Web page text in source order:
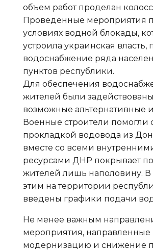
объем работ проделан
Проведенные мероприятия
условиях водной блокады,
устроила украинская власть,
водоснабжение ряда
пунктов республики.
Для обеспечения
жителей были
возможные альтернативные
Военные строители помогли
прокладкой водовода из
вместе со всеми
ресурсами ДНР покрывает
жителей лишь наполовину. В
этим на территории
введены графики подачи
Не менее важным
мероприятия, направленные
модернизацию и снижение